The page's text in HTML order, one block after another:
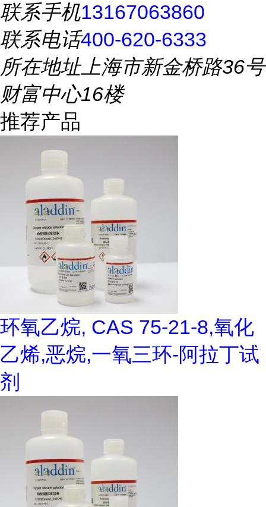
联系手机13167063860
联系电话400-620-6333
所在地址上海市新金桥路36号
财富中心16楼
推荐产品
环氧乙烷, CAS 75-21-8,氧化
乙烯,恶烷,一氧三环-阿拉丁试
剂